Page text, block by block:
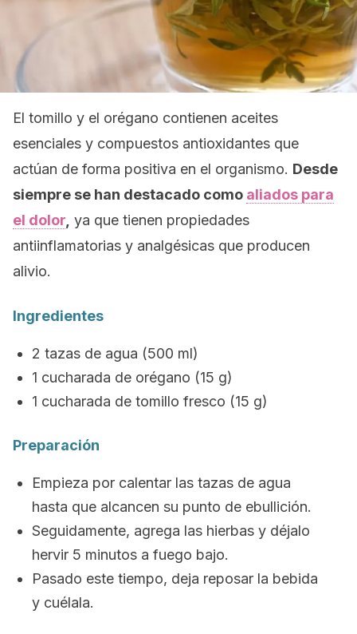
El tomillo y el orégano contienen aceites
esenciales y compuestos antioxidantes que
actúan de forma positiva en el organismo. Desde
siempre se han destacado como aliados para
el dolor ya que tienen propiedades
antiinflamatorias y analgésicas que producen
alivio.
Ingredientes
2 tazas de agua (500 ml)
1 cucharada de orégano (15 g)
1 cucharada de tomillo fresco (15 g)
Preparación
Empieza por calentar las tazas de agua
hasta que alcancen su punto de ebullición.
Seguidamente, agrega las hierbas y déjalo
hervir 5 minutos a fuego bajo.
Pasado este tiempo, deja reposar la bebida
y cuélala.